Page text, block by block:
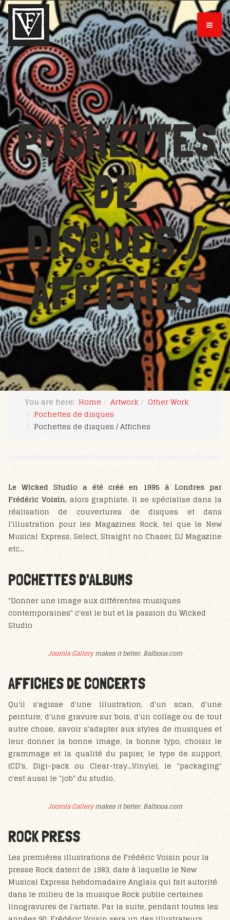
POCHETTES
DE
DISQUES /
AFFICHES
You are here: Home Artwork
Other Work
Pochettes de disques
Pochettes de disques / Affiches
29 SEPTEMBER 2018 HITS: 90489
Le Wicked Studio a été créé en 1995 à Londres par
Frédéric Voisin, alors graphiste. Il se spécialise dans la
réalisation de couvertures de disques et dans
l'illustration pour les Magazines Rock, tel que le New
Musical Express, Select, Straight no Chaser, DJ Magazine
etc...
POCHETTES D'ALBUMS
"Donner une image aux différentes musiques
contemporaines" c'est le but et la passion du Wicked
Studio
Joomla Gallerymakes it better. Balbooa.com
AFFICHES DE CONCERTS
Qu'il s'agisse d'une illustration, d'un scan, d'une
peinture, d'une gravure sur bois, d'un collage ou de tout
autre chose, savoir s'adapter aux styles de musiques et
leur donner la bonne image, la bonne typo, choisir le
grammage et la qualité du papier, le type de support,
(CD's, Digi-pack ou Clear-tray...Vinyle), le "packaging"
c'est aussi le "job" du studio.
Joomla Gallerymakes it better. Balbooa.com
ROCK PRESS
Les premières illustrations de Frédéric Voisin pour la
presse Rock datent de 1983, date à laquelle le New
Musical Express hebdomadaire Anglais qui fait autorité
dans le milieu de la musique Rock publie certaines
linogravures de l'artiste. Par la suite, pendant toutes les